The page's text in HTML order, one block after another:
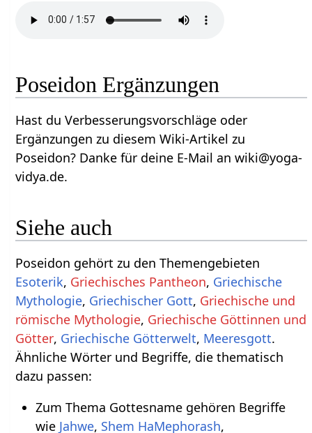
Poseidon Ergänzungen
Hast du Verbesserungsvorschläge oder
Ergänzungen zu diesem Wiki-Artikel zu
Poseidon? Danke für deine E-Mail an wiki@yoga-
vidya.de.
Siehe auch
Poseidon gehört zu den Themengebieten
Esoterik, Griechisches Pantheon, Griechische
Mythologie, Griechischer Gott, Griechische und
, Griechische Göttinnen und
, , Meeresgott.
Ähnliche Wörter und Begriffe, die thematisch
dazu passen:
Zum Thema Gottesname gehören Begriffe
wie Jahwe, Shem HaMephorash,